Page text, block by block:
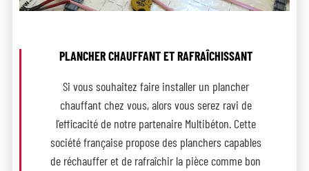
PLANCHER CHAUFFANT ET RAFRAÎCHISSANT
Si vous souhaitez faire installer un plancher
chauffant chez vous, alors vous serez ravi de
l’efficacité de notre partenaire Multibéton. Cette
société française propose des planchers capables
de réchauffer et de rafraîchir la pièce comme bon